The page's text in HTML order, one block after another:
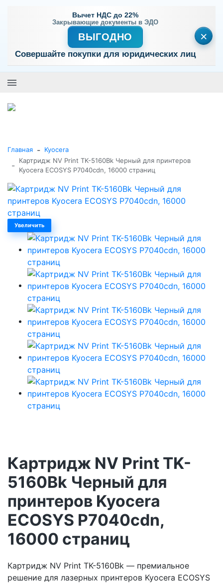
Вычет НДС до 22%
Закрывающие документы в ЭДО
ВЫГОДНО
Совершайте покупки для юридических лиц
×
Главная - Kyocera
-
Картридж NV Print TK-5160Bk Черный для принтеров
Kyocera ECOSYS P7040cdn, 16000 страниц
Увеличить
Картридж NV Print TK-
5160Bk Черный для
принтеров Kyocera
ECOSYS P7040cdn,
16000 страниц
Картридж NV Print TK-5160Bk — премиальное
решение для лазерных принтеров Kyocera ECOSYS